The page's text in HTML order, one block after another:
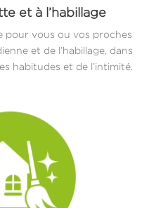
et à l’habillage
pour vous ou vos proches
et de l’habillage, dans
habitudes et de l’intimité.